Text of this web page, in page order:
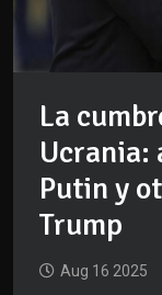
La
Ucrania:
Putin y
Trump
Aug 16 2025